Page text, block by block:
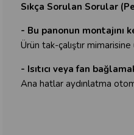
Sıkça Sorulan Sorular
- Bu panonun montajını
Ürün tak-çalıştır
- Isıtıcı veya fan
Ana hatlar aydınlatma